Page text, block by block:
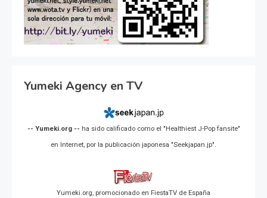
Yumeki Agency en TV
-- Yumeki.org -- ha sido calificado como el "Healthiest J-Pop fansite"
en Internet, por la publicación japonesa "Seekjapan.jp".
Yumeki.org, promocionado en FiestaTV de España